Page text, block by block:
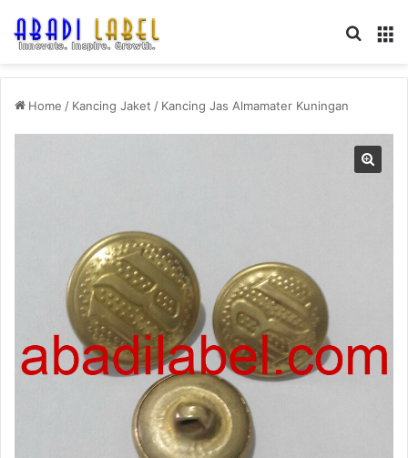
Home / Kancing Jaket / Kancing Jas Almamater Kuningan